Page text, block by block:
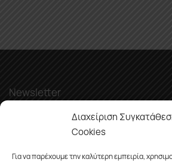
Διαχείριση
Cookies
Για να παρέχουμε την καλύτερη εμπειρία,
Newsletter